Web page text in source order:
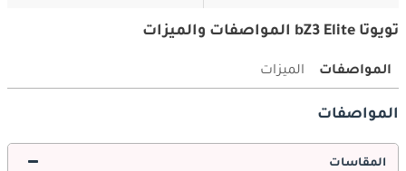
تويوتا bZ3 Elite المواصفات والميزات
المواصفات الميزات
المواصفات
المقاسات